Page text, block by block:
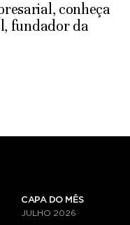
conheça
fundador da
CAPA DO MÊS
JULHO 2026